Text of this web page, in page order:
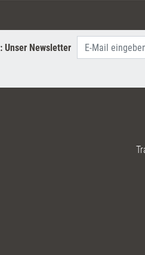
Unser Newsletter